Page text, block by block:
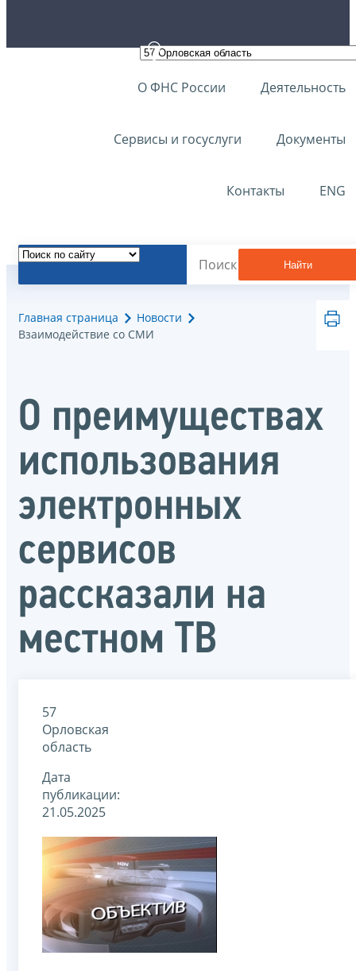
О ФНС России Деятельность
Сервисы и госуслуги Документы
Контакты ENG
Найти
Главная страница
Новости
Взаимодействие со СМИ
О преимуществах
использования
электронных
сервисов
рассказали на
местном ТВ
57
Орловская
область
Дата
публикации:
21.05.2025